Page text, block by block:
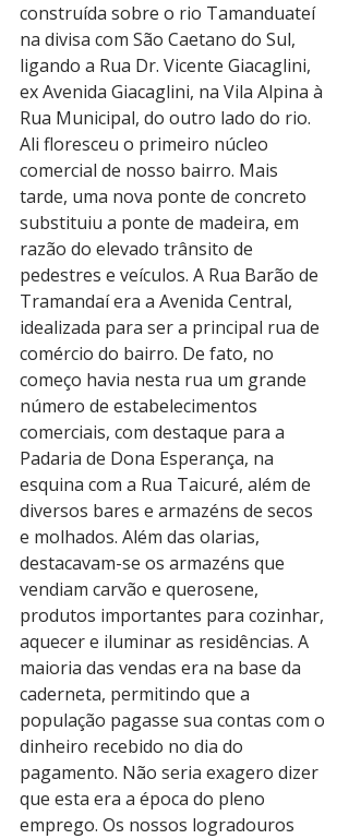
construída sobre o rio Tamanduateí
na divisa com São Caetano do Sul,
ligando a Rua Dr. Vicente Giacaglini,
ex Avenida Giacaglini, na Vila Alpina à
Rua Municipal, do outro lado do rio.
Ali floresceu o primeiro núcleo
comercial de nosso bairro. Mais
tarde, uma nova ponte de concreto
substituiu a ponte de madeira, em
razão do elevado trânsito de
pedestres e veículos. A Rua Barão de
Tramandaí era a Avenida Central,
idealizada para ser a principal rua de
comércio do bairro. De fato, no
começo havia nesta rua um grande
número de estabelecimentos
comerciais, com destaque para a
Padaria de Dona Esperança, na
esquina com a Rua Taicuré, além de
diversos bares e armazéns de secos
e molhados. Além das olarias,
destacavam-­se os armazéns que
vendiam carvão e querosene,
produtos importantes para cozinhar,
aquecer e iluminar as residências. A
maioria das vendas era na base da
caderneta, permitindo que a
população pagasse sua contas com o
dinheiro recebido no dia do
pagamento. Não seria exagero dizer
que esta era a época do pleno
emprego. Os nossos logradouros